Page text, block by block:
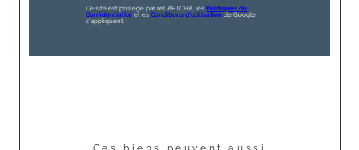
Ce site est protégé par reCAPTCHA, les Politiques de
Confidentialité et esConditions d'utilisation de Google
s'appliquent.